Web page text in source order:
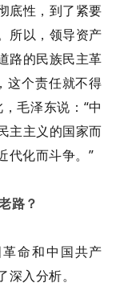
底性，到了紧要
所以，领导资产
路的民族民主革
这个责任就不得
毛泽东说：“中
主主义的国家而
代化而斗争。”
路？
命和中国共产
入分析。